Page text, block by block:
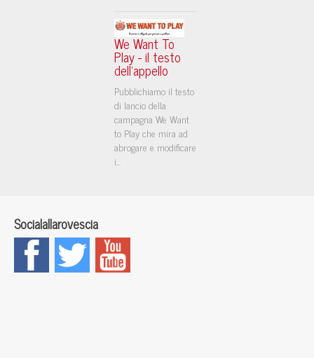
We Want To
Play - il testo
dell'appello
Pubblichiamo il testo
di lancio della
campagna We Want
to Play che mira ad
abrogare e modificare
i...
Socialallarovescia